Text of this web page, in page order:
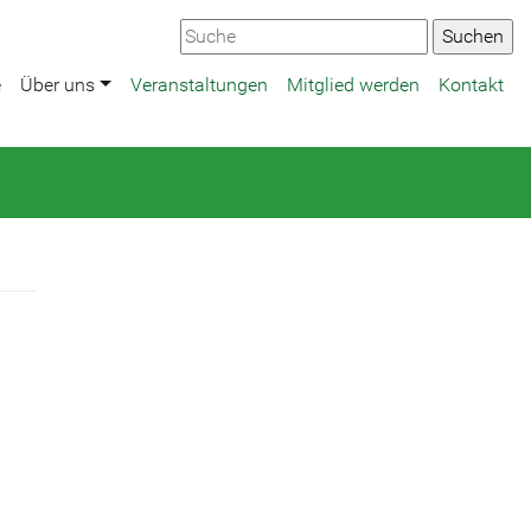
Über uns Veranstaltungen Mitglied werden Kontakt